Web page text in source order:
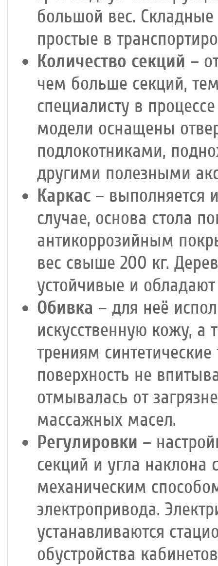
большой вес.
простые в
Количество секций –
чем больше секций,
специалисту в
модели оснащены
подлокотниками,
другими полезными
Каркас – выполняется
случае, основа стола
антикоррозийным
вес свыше 200 кг.
устойчивые и
Обивка – для неё
искусственную кожу,
трениям
поверхность не
отмывалась от
массажных масел.
Регулировки –
секций и угла наклона
механическим
электропривода.
устанавливаются
обустройства